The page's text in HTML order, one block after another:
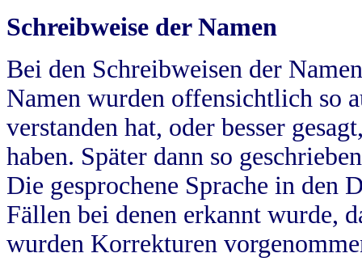
Schreibweise der Namen
Bei den Schreibweisen der
Namen wurden offensichtlich so
verstanden hat, oder besser
haben. Später dann so
Die gesprochene Sprache in
Fällen bei denen erkannt wurde,
wurden Korrekturen